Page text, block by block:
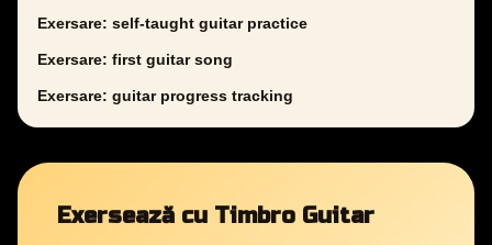
Exersare: self-taught guitar practice
Exersare: first guitar song
Exersare: guitar progress tracking
Exersează cu Timbro Guitar